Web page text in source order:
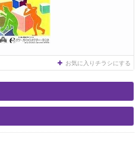
お気に入りチラシにする